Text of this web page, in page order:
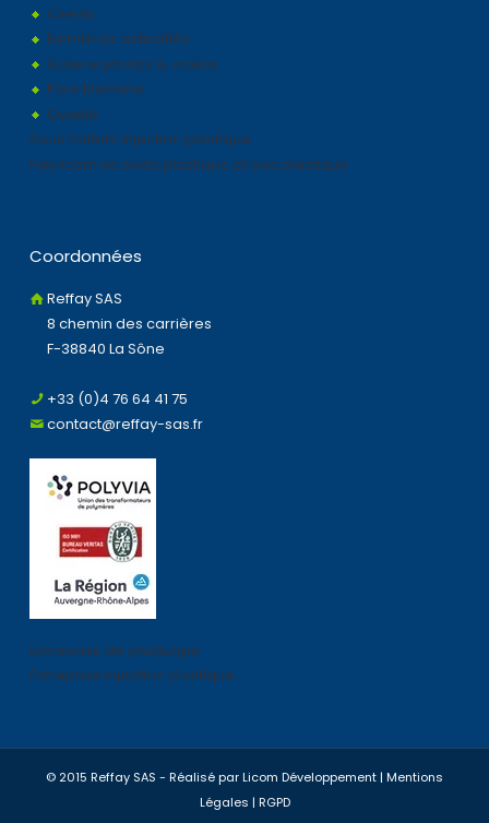
Clients
Dernières actualités
Galerie photos & vidéos
Parc Machine
Qualité
Sous traitant injection plastique
Fabricant de boite plastique et bac plastique
Coordonnées
Reffay SAS
8 chemin des carrières
F-38840 La Sône
+33 (0)4 76 64 41 75
contact@reffay-sas.fr
Entreprise de plasturgie
Entreprise injection plastique
© 2015 Reffay SAS - Réalisé par Licom Développement | Mentions
Légales | RGPD